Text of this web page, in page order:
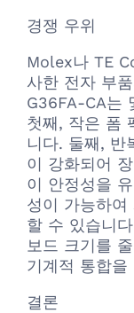
경쟁 우위
Molex나 TE
사한 전자 부
G36FA-CA는
첫째, 작은 폼
니다. 둘째, 반
이 강화되어
이 안정성을
성이 가능하
할 수 있습니
보드 크기를
기계적 통합
결론